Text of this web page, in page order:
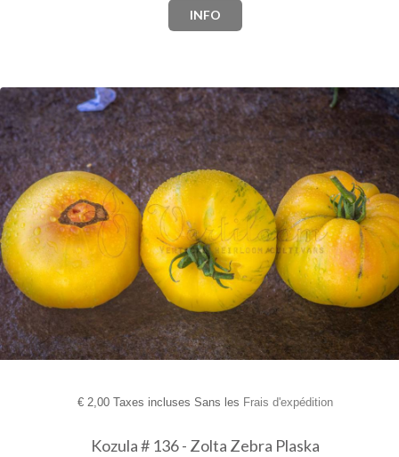
INFO
€2,00 Taxes incluses Sans les Frais d'expédition
Kozula # 136 - Zolta Zebra Plaska